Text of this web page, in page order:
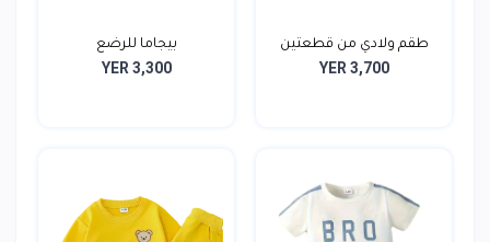
طقم ولادي من قطعتين
YER 3,700
بيجاما للرضع
YER 3,300